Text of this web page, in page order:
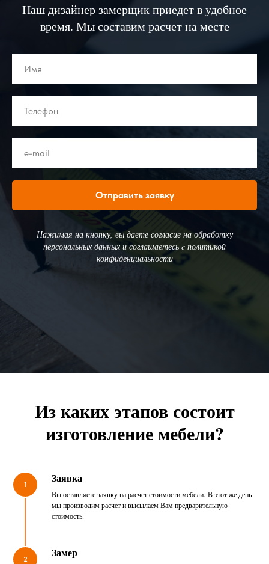
Наш дизайнер замерщик приедет в удобное
время. Мы составим расчет на месте
Отправить заявку
Нажимая на кнопку, вы даете согласие на обработку
персональных данных и соглашаетесь c политикой
конфиденциальности
Из каких этапов состоит
изготовление мебели?
1 Заявка
Вы оставляете заявку на расчет стоимости мебели. В этот же день
мы производим расчет и высылаем Вам предварительную
стоимость.
2 Замер